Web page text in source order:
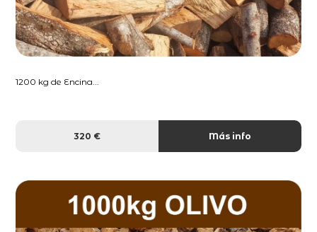
1200 kg de Encina...
320 € Más info